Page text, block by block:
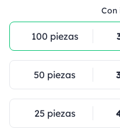
Con
100 piezas
50 piezas
25 piezas